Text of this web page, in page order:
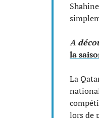
A
la
La
lors de